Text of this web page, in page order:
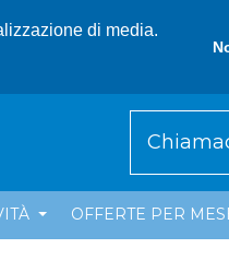
di media.
OFFERTE PER